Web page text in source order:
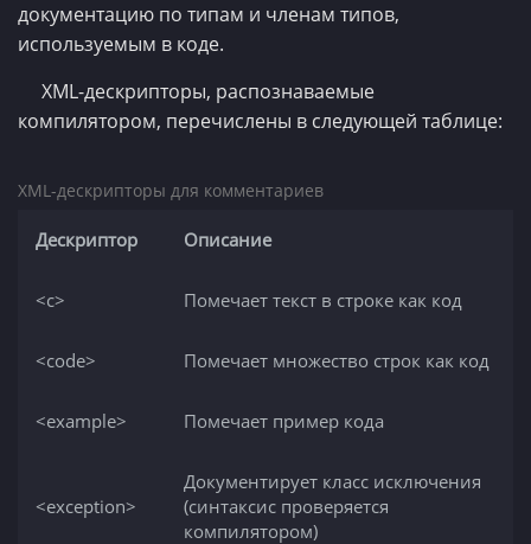
документацию по типам и членам типов,
используемым в коде.
XML-дескрипторы, распознаваемые
компилятором, перечислены в следующей таблице:
XML-дескрипторы для комментариев
Дескриптор Описание
<c> Помечает текст в строке как код
<code> Помечает множество строк как код
<example> Помечает пример кода
<exception>
Документирует класс исключения
(синтаксис проверяется
компилятором)